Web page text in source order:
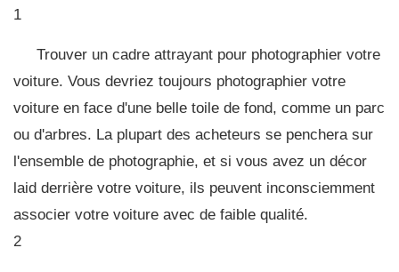
1
Trouver un cadre attrayant pour photographier votre
voiture. Vous devriez toujours photographier votre
voiture en face d'une belle toile de fond, comme un parc
ou d'arbres. La plupart des acheteurs se penchera sur
l'ensemble de photographie, et si vous avez un décor
laid derrière votre voiture, ils peuvent inconsciemment
associer votre voiture avec de faible qualité.
2